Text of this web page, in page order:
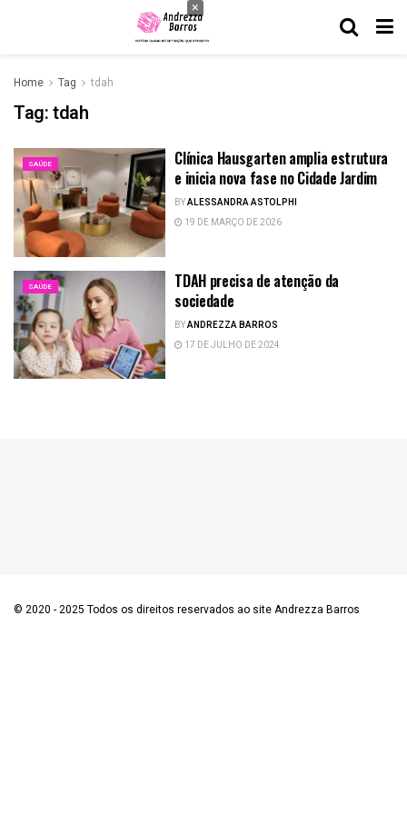
Home Tag tdah
Tag:tdah
SAÚDE
Clínica Hausgarten amplia estrutura
e inicia nova fase no Cidade Jardim
BYALESSANDRA ASTOLPHI
19 DE MARÇO DE 2026
SAÚDE
TDAH precisa de atenção da
sociedade
BYANDREZZA BARROS
17 DE JULHO DE 2024
© 2020 - 2025 Todos os direitos reservados ao site Andrezza Barros
×